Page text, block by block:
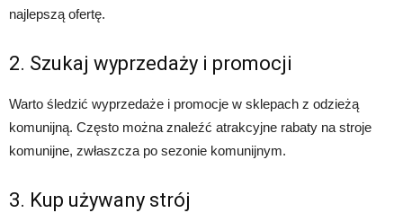
najlepszą ofertę.
2. Szukaj wyprzedaży i promocji
Warto śledzić wyprzedaże i promocje w sklepach z odzieżą
komunijną. Często można znaleźć atrakcyjne rabaty na stroje
komunijne, zwłaszcza po sezonie komunijnym.
3. Kup używany strój